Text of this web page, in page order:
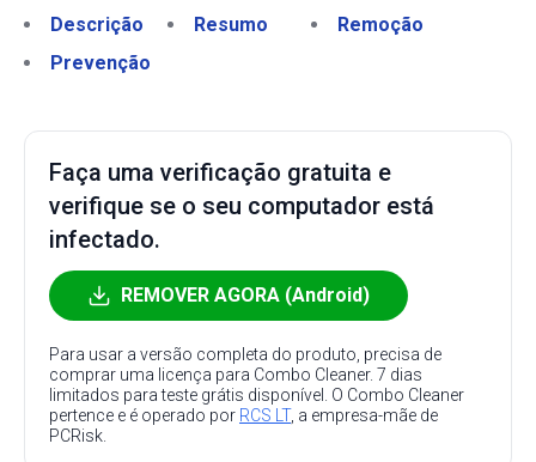
Descrição
Resumo
Remoção
Prevenção
Faça uma verificação gratuita e
verifique se o seu computador está
infectado.
REMOVER AGORA (Android)
Para usar a versão completa do produto, precisa de
comprar uma licença para Combo Cleaner. 7 dias
limitados para teste grátis disponível. O Combo Cleaner
pertence e é operado por RCS LT, a empresa-mãe de
PCRisk.